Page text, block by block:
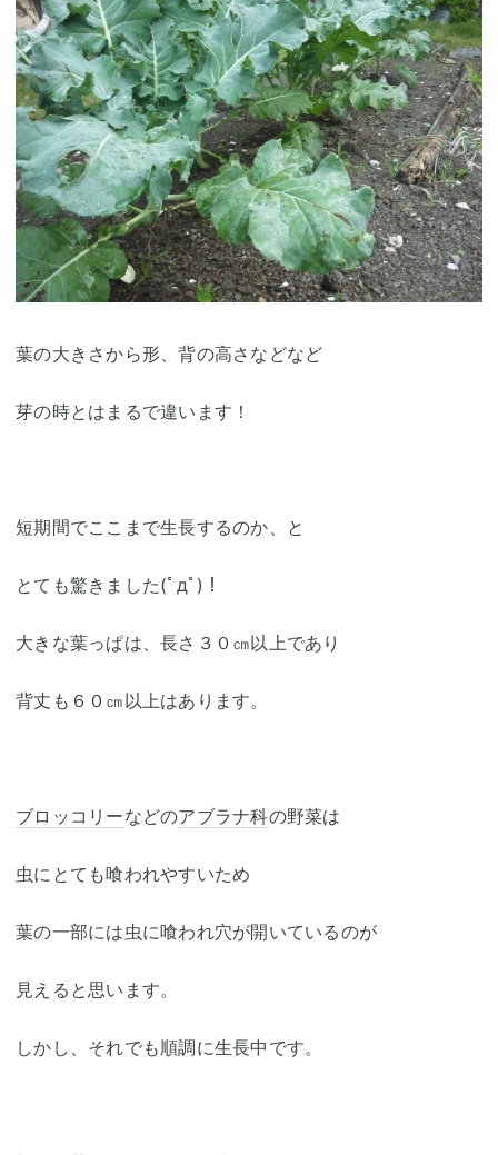
葉の大きさから形、背の高さなどなど
芽の時とはまるで違います！
短期間でここまで生長するのか、と
とても驚きました(ﾟдﾟ)！
大きな葉っぱは、長さ３０㎝以上であり
背丈も６０㎝以上はあります。
ブロッコリーなどのアブラナ科の野菜は
虫にとても喰われやすいため
葉の一部には虫に喰われ穴が開いているのが
見えると思います。
しかし、それでも順調に生長中です。